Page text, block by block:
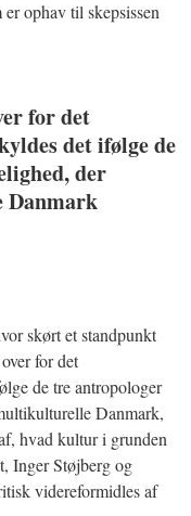
ophav til skepsissen
for det
det ifølge de
der
Danmark
skørt et standpunkt
for det
de tre antropologer
Danmark,
hvad kultur i grunden
Inger Støjberg og
videreformidles af